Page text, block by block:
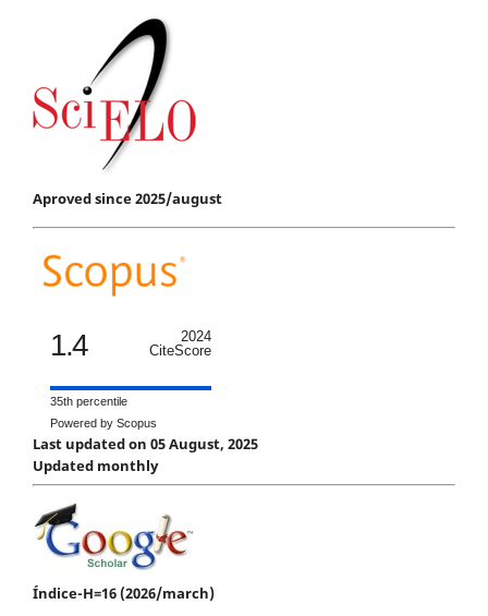
Aproved since 2025/august
1.4
2024
CiteScore
35th percentile
Powered by Scopus
Last updated on 05 August, 2025
Updated monthly
Índice-H=16 (2026/march)